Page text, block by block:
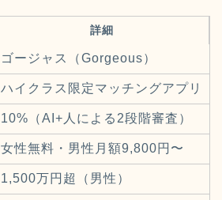
詳細
ゴージャス（Gorgeous）
ハイクラス限定マッチングアプリ
10%（AI+人による2段階審査）
女性無料・男性月額9,800円〜
1,500万円超（男性）